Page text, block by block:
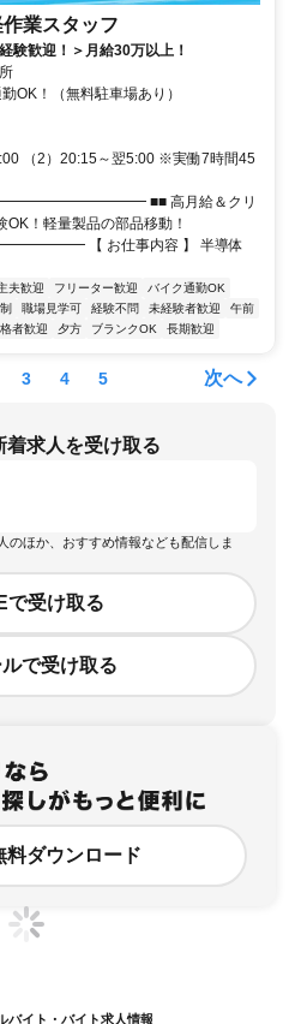
業スタッフ
験歓迎！＞月給30万以上！
OK！（無料駐車場あり）
（2）20:15～翌5:00 ※実働7時間45
■■ 高月給＆クリ
！軽量製品の部品移動！
【 お仕事内容 】 半導体
夫歓迎 フリーター歓迎
バイク通勤OK
職場見学可 経験不問 未経験者歓迎
午前
者歓迎 夕方 ブランクOK 長期歓迎
3 4 5 次へ
着求人を受け取る
のほか、おすすめ情報なども配信しま
で受け取る
で受け取る
料ダウンロード
バイト・バイト求人情報